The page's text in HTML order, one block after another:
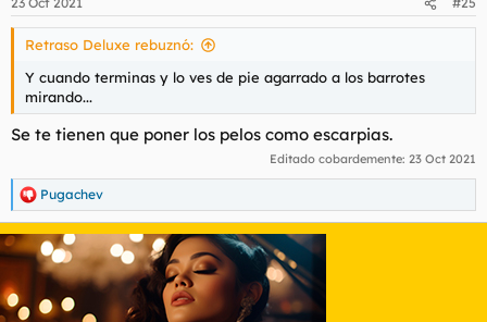
Retraso Deluxe rebuznó:
Y cuando terminas y lo ves de pie agarrado a los barrotes
mirando...
Se te tienen que poner los pelos como escarpias.
Editado cobardemente: 23 Oct 2021
R
e
a
c
o
Pugachev